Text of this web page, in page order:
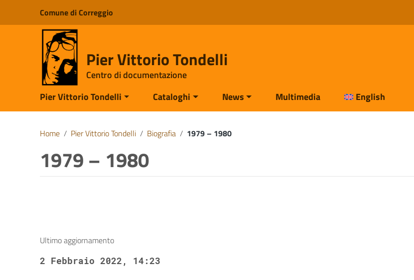
Vai ai contenuti
Vai al menu di navigazione
Vai al footer
Comune di Correggio
Pier Vittorio Tondelli
Centro di documentazione
Pier Vittorio Tondelli Cataloghi News Multimedia English
Home / Pier Vittorio Tondelli / Biografia / 1979 – 1980
1979 – 1980
Ultimo aggiornamento
2 Febbraio 2022, 14:23